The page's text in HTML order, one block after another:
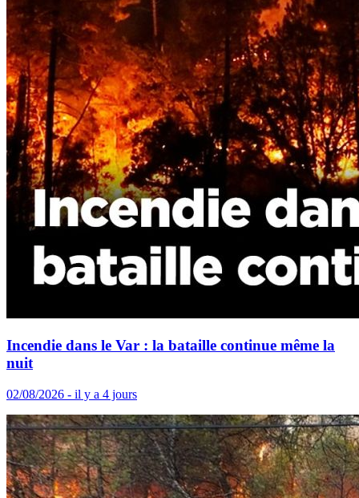
Incendie dans le Var : la bataille continue même la
nuit
02/08/2026 - il y a 4 jours